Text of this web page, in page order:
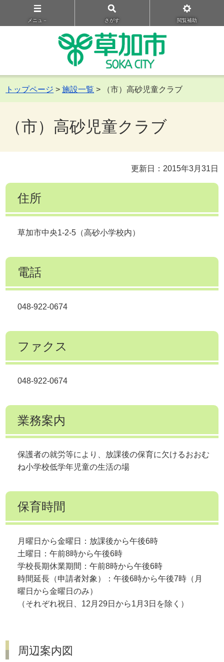
メニュ－ さがす 閲覧補助
トップページ >施設一覧 > （市）高砂児童クラブ
（市）高砂児童クラブ
更新日：2015年3月31日
住所
草加市中央1-2-5（高砂小学校内）
電話
048-922-0674
ファクス
048-922-0674
業務案内
保護者の就労等により、放課後の保育に欠けるおおむ
ね小学校低学年児童の生活の場
保育時間
月曜日から金曜日：放課後から午後6時
土曜日：午前8時から午後6時
学校長期休業期間：午前8時から午後6時
時間延長（申請者対象）：午後6時から午後7時（月
曜日から金曜日のみ）
（それぞれ祝日、12月29日から1月3日を除く）
周辺案内図